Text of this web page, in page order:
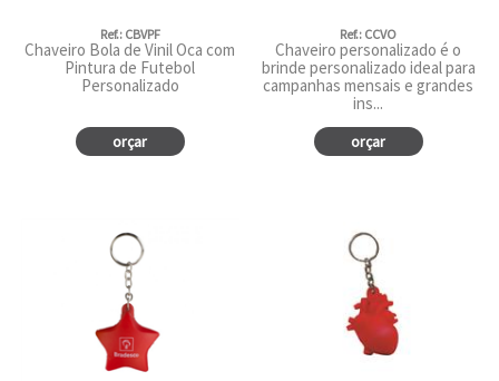
Ref.: CBVPF
Chaveiro Bola de Vinil Oca com
Pintura de Futebol
Personalizado
orçar
Ref.: CCVO
Chaveiro personalizado é o
brinde personalizado ideal para
campanhas mensais e grandes
ins...
orçar